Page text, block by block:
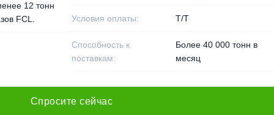
12 тонн
FCL.
Условия оплаты: Т/Т
Способность к
поставкам:
Более 40 000 тонн в
месяц
Спросите сейчас